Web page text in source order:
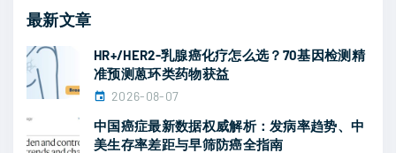
全
高
，
最新文章
HR+/HER2-乳腺癌化疗怎么选？70基因检测精
准预测蒽环类药物获益
2026-08-07
中国癌症最新数据权威解析：发病率趋势、中
美生存率差距与早筛防癌全指南